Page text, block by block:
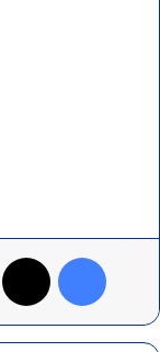
فيسبوك